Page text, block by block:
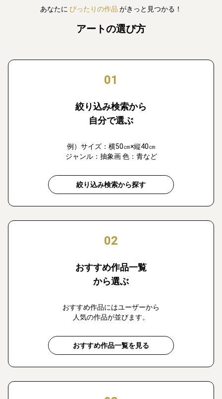
あなたに ぴったりの作品 がきっと見つかる！
アートの選び方
01
絞り込み検索から
自分で選ぶ
例）サイズ：横50㎝×縦40㎝
ジャンル：抽象画 色：青など
絞り込み検索から探す
02
おすすめ作品一覧
から選ぶ
おすすめ作品にはユーザーから
人気の作品が並びます。
おすすめ作品一覧を見る